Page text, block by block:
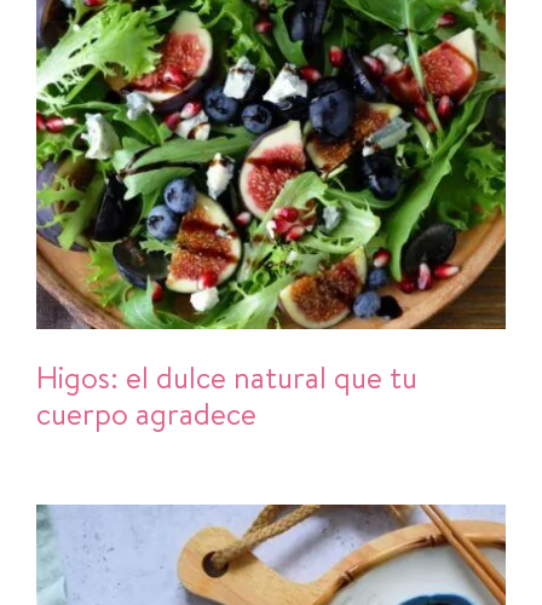
Higos: el dulce natural que tu
cuerpo agradece